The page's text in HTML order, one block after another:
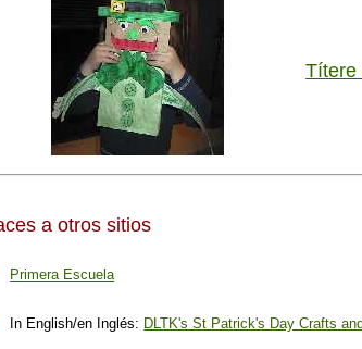
Títere
a otros sitios
Primera Escuela
In English/en Inglés: DLTK's St Patrick's Day Crafts